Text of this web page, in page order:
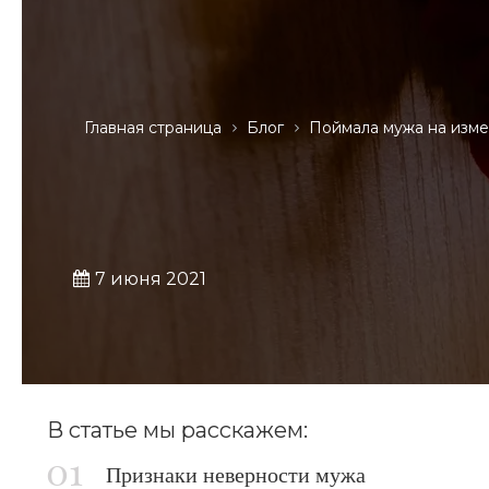
Главная страница Блог Поймала мужа на
7 июня 2021
В статье мы расскажем:
Признаки неверности мужа